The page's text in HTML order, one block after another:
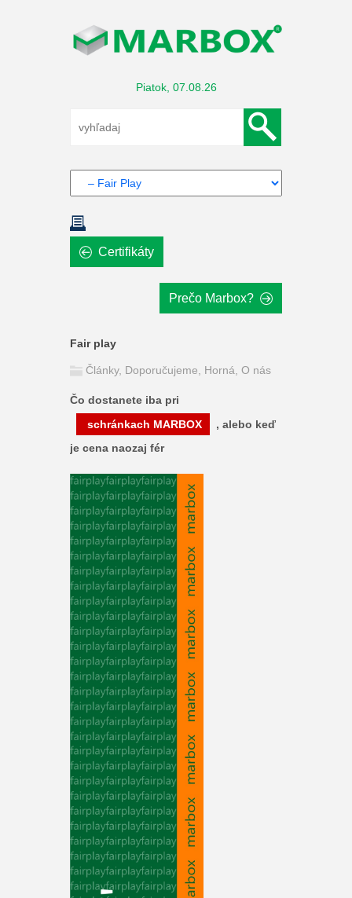
Piatok, 07.08.26
Certifikáty
Prečo Marbox?
Fair play
Články, Doporučujeme Horná O nás
Čo dostanete iba pri
schránkach MARBOX
, alebo keď
je cena naozaj fér